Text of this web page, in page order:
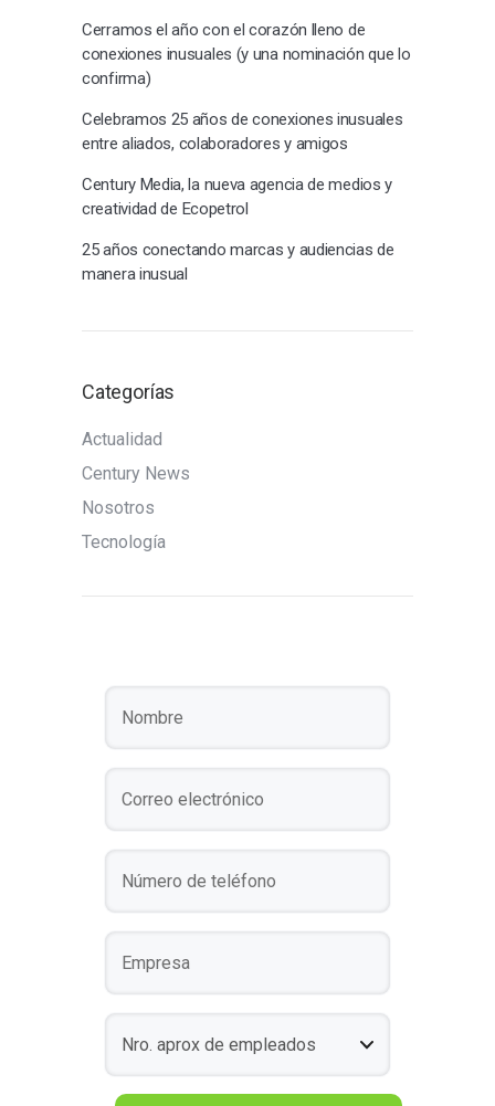
Cerramos el año con el corazón lleno de
conexiones inusuales (y una nominación que lo
confirma)
Celebramos 25 años de conexiones inusuales
entre aliados, colaboradores y amigos
Century Media, la nueva agencia de medios y
creatividad de Ecopetrol
25 años conectando marcas y audiencias de
manera inusual
Categorías
Actualidad
Century News
Nosotros
Tecnología